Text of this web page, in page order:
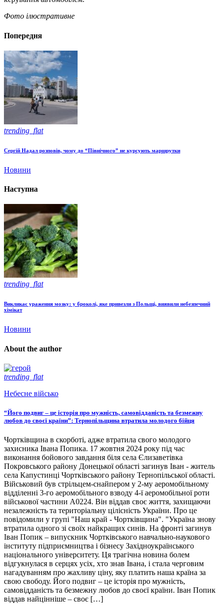
Фото ілюстративне
Попередня
trending_flat
Сергій Надал розповів, чому до “Північного” не курсують маршрутки
Новини
Наступна
trending_flat
Викликає ураження мозку: у броколі, яке привезли з Польщі, виявили небезпечний
хімікат
Новини
About the author
trending_flat
Небесне військо
“Його подвиг – це історія про мужність, самовідданість та безмежну
любов до своєї країни”: Тернопільщина втратила молодого бійця
Чортківщина в скорботі, адже втратила свого молодого
захисника Івана Попика. 17 жовтня 2024 року під час
виконання бойового завдання біля села Єлизаветівка
Покровського району Донецької області загинув Іван - житель
села Капустинці Чортківського району Тернопільської області.
Військовий був стрільцем-снайпером у 2-му аеромобільному
відділенні 3-го аеромобільного взводу 4-ї аеромобільної роти
військової частини А0224. Він віддав своє життя, захищаючи
незалежність та територіальну цілісність України. Про це
повідомили у групі "Наш край - Чортківщина". "Україна знову
втратила одного зі своїх найкращих синів. На фронті загинув
Іван Попик – випускник Чортківського навчально-наукового
інституту підприємництва і бізнесу Західноукраїнського
національного університету. Ця трагічна новина болем
відгукнулася в серцях усіх, хто знав Івана, і стала черговим
нагадуванням про жахливу ціну, яку платить наша країна за
свою свободу. Його подвиг – це історія про мужність,
самовідданість та безмежну любов до своєї країни. Іван Попик
віддав найцінніше – своє […]